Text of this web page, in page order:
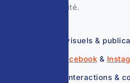
de la communauté.
Création de visuels &
Facebook &
Gestion des interactions &